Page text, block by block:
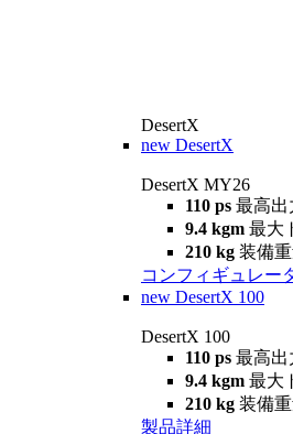
DesertX
new DesertX
DesertX MY26
110 ps 最高出
9.4 kgm 最大
210 kg 装備
コンフィギュレー
new DesertX 100
DesertX 100
110 ps 最高出
9.4 kgm 最大
210 kg 装備
製品詳細